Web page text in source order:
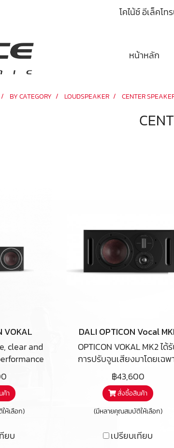
โคไน้ซ์ อีเล็คโ
หน้าหลัก
BY CATEGORY LOUDSPEAKER CENTER
VOKAL
clear and
concert
larger
VOKAL
complete
series
ค้า
ห้เลือก)
ยบ
DALI OPTICON Vocal
OPTICON VOKAL MK2 ได้
การปรับจูนเสียงมาโดยเฉพ
สำหรับทำหน้าที่เป็นลำโพงแช
นเนลกลาง ลำโพงเซ็นเตอร์ แล
ถูกออกแบบทางวิศวกรรมให้เข้
กันได้อย่างสมบูรณ์แบบกับ
ระบบภาพและเสียง ในซีรี่ย์
OPTICON MK2 แบบครบชุด.
฿43,600
สั่งซื้อสินค้า
(มีหลายคุณสมบัติให้เลือก)
เปรียบเทียบ